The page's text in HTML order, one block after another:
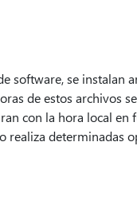
software, se instalan
de estos archivos
con la hora local
realiza determinadas